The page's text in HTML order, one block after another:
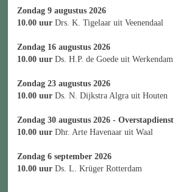
Zondag 9 augustus 2026
10.00 uur Drs. K. Tigelaar uit Veenendaal
Zondag 16 augustus 2026
10.00 uur Ds. H.P. de Goede uit Werkendam
Zondag 23 augustus 2026
10.00 uur Ds. N. Dijkstra Algra uit Houten
Zondag 30 augustus 2026 - Overstapdienst
10.00 uur Dhr. Arte Havenaar uit Waal
Zondag 6 september 2026
10.00 uur Ds. L. Krüger Rotterdam